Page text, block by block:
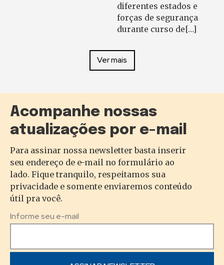
diferentes estados e
forças de segurança
durante curso de[…]
Ver mais
Acompanhe nossas
atualizações por e-mail
Para assinar nossa newsletter basta inserir
seu endereço de e-mail no formulário ao
lado. Fique tranquilo, respeitamos sua
privacidade e somente enviaremos conteúdo
útil pra você.
Informe seu e-mail